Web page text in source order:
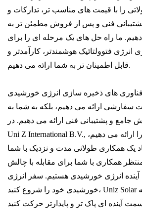
را با قیمت های مناسب تر، تدارکات و
فنی و پس از فروش مطمئن تر به
ما راه حل های یک مرحله ای را برای
فتوولتائیک هوشمندتر، کارآمدتر و
قابل اطمینان تر به شما ارائه می دهیم.
فناوری های ذخیره سازی انرژی خورشیدی
سفارشی ارائه می دهیم، بلکه به شما به
و پشتیبانی فنی ارائه می دهیم. در
Uni Z International B.V., ما نه تنها محصولاتی را ارائه می دهیم،
یک همکاری طولانی مدت و نزدیک با شما
همکاری با شما برای مقابله با چالش
انرژی خورشیدی هستیم. سفر انرژی
خورشیدی خود را شروع کنید، Uniz Solar را انتخاب کنید و به